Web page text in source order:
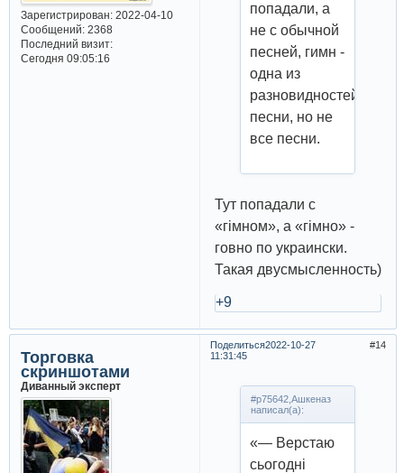
Зарегистрирован: 2022-04-10
Сообщений:2368
Последний визит:
Сегодня 09:05:16
попадали, а
не с обычной
песней, гимн -
одна из
разновидностей
песни, но не
все песни.
Тут попадали с
«гiмном», а «гiмно» -
говно по украински.
Такая двусмысленность)
+9
Поделиться 14
2022-10-27
11:31:45
Торговка
скриншотами
Диванный эксперт
#p75642,Ашкеназ
написал(а):
«— Верстаю
сьогодні